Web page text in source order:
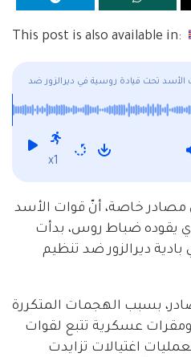
This post is also available in:
تحت قيادة روسية في ديرالزور ضد
تنظيم داعش!
x1
شبكة ديرالزور24 من مصادر خاصة، أنّ قوات الأسد
يقوده ضباط روس، بدأت
ديرالزور ضد تنظيم
بسبب الهجمات المتكررة
عسكرية تتبع لقوات
اغتيالات تزايدت